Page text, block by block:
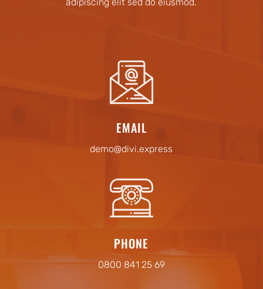
EMAIL
demo@divi.express
PHONE
0800 841 25 69